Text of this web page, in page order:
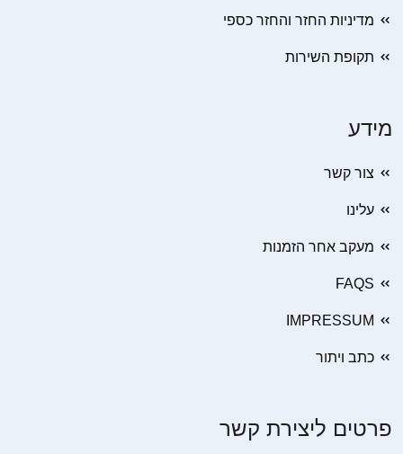
מדיניות החזר והחזר כספי
תקופת השירות
מידע
צור קשר
עלינו
מעקב אחר הזמנות
FAQS
IMPRESSUM
כתב ויתור
פרטים ליצירת קשר